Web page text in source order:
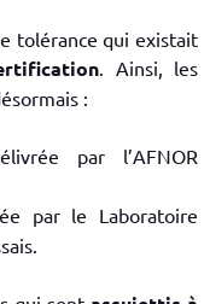
tolérance qui existait
. Ainsi, les
:
par l’AFNOR
par le Laboratoire